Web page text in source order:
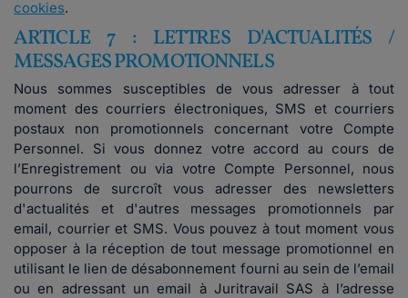
cookies.
ARTICLE 7 : LETTRES D'ACTUALITÉS /
MESSAGES PROMOTIONNELS
Nous sommes susceptibles de vous adresser à tout
moment des courriers électroniques, SMS et courriers
postaux non promotionnels concernant votre Compte
Personnel. Si vous donnez votre accord au cours de
l’Enregistrement ou via votre Compte Personnel, nous
pourrons de surcroît vous adresser des newsletters
d'actualités et d'autres messages promotionnels par
email, courrier et SMS. Vous pouvez à tout moment vous
opposer à la réception de tout message promotionnel en
utilisant le lien de désabonnement fourni au sein de l’email
ou en adressant un email à Juritravail SAS à l’adresse